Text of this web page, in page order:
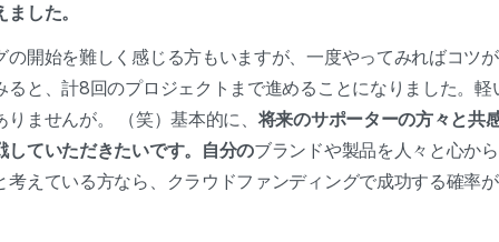
した。
の開始を難しく感じる方もいますが、一度やってみればコツ
ると、計8回のプロジェクトまで進めることになりました。
りませんが。 （笑）基本的に、将来のサポーターの方々と共
していただきたいです。自分のブランドや製品を人々と心か
考えている方なら、クラウドファンディングで成功する確率